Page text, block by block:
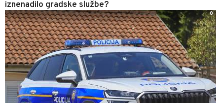
iznenadilo gradske službe?
0